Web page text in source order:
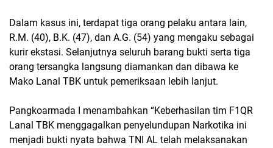
Dalam kasus ini, terdapat tiga orang pelaku antara lain,
R.M. (40), B.K. (47), dan A.G. (54) yang mengaku sebagai
kurir ekstasi. Selanjutnya seluruh barang bukti serta tiga
orang tersangka langsung diamankan dan dibawa ke
Mako Lanal TBK untuk pemeriksaan lebih lanjut.
Pangkoarmada I menambahkan “Keberhasilan tim F1QR
Lanal TBK menggagalkan penyelundupan Narkotika ini
menjadi bukti nyata bahwa TNI AL telah melaksanakan